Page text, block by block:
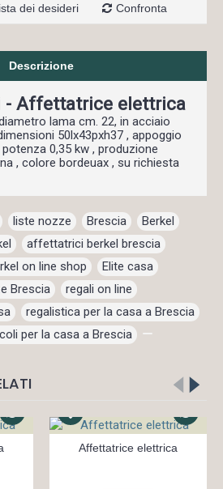
dei desideri Confronta
Descrizione
- Affettatrice elettrica
lama cm. 22, in acciaio
50lx43pxh37 , appoggio
0,35 kw , produzione
, colore bordeuax , su richiesta
liste nozze Brescia Berkel
affettatrici berkel brescia
on line shop
Elite casa
Brescia , regali on line ,
regalistica per la casa a Brescia
per la casa a Brescia ,
Affettatrice elettrica